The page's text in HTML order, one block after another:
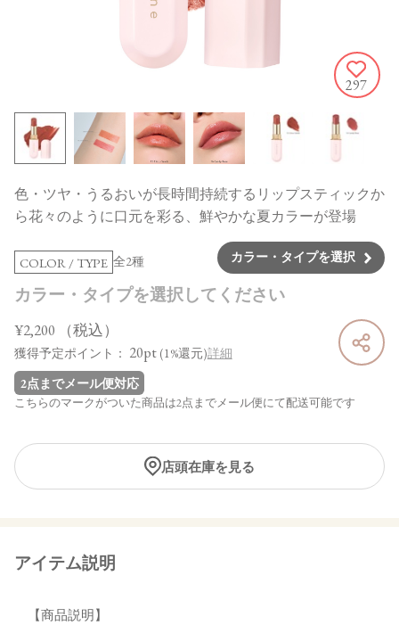
297
色・ツヤ・うるおいが長時間持続するリップスティックか
ら花々のように口元を彩る、鮮やかな夏カラーが登場
COLOR / TYPE 全2種 カラー・タイプを選択
カラー・タイプを選択してください
¥2,200 （税込）
獲得予定ポイント： 20pt (1%還元)詳細
2点までメール便対応
こちらのマークがついた商品は2点までメール便にて配送可能です
店頭在庫を見る
アイテム説明
【商品説明】